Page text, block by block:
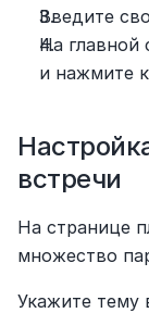
Введите
На главной
и нажмите
встречи
На странице
множество
Укажите тему